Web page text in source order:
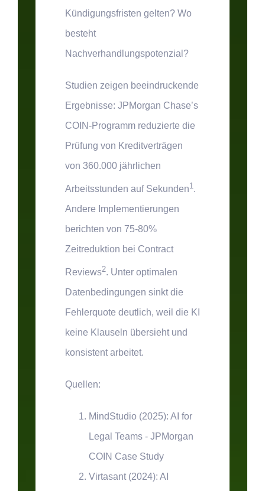
Kündigungsfristen gelten? Wo
besteht
Nachverhandlungspotenzial?
Studien zeigen beeindruckende
Ergebnisse: JPMorgan Chase’s
COIN-Programm reduzierte die
Prüfung von Kreditverträgen
von 360.000 jährlichen
Arbeitsstunden auf Sekunden1 .
Andere Implementierungen
berichten von 75-80%
Zeitreduktion bei Contract
Reviews2. Unter optimalen
Datenbedingungen sinkt die
Fehlerquote deutlich, weil die KI
keine Klauseln übersieht und
konsistent arbeitet.
Quellen:
MindStudio (2025): AI for
Legal Teams - JPMorgan
COIN Case Study
Virtasant (2024): AI